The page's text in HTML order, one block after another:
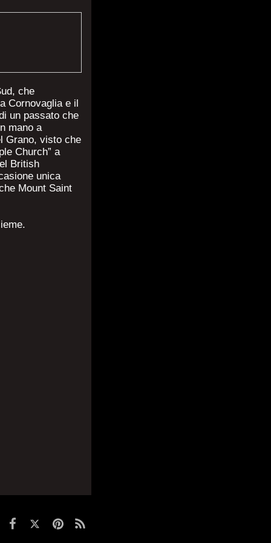
che
Cornovaglia e il
un passato che
mano a
Grano, visto che
Church” a
British
unica
Mount Saint